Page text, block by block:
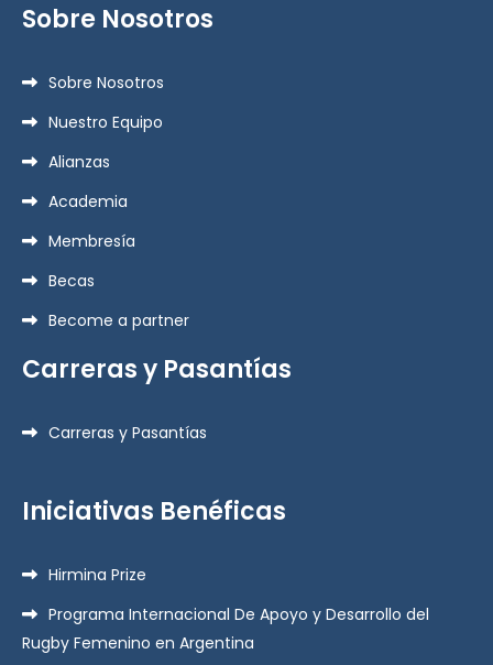
Sobre Nosotros
Sobre Nosotros
Nuestro Equipo
Alianzas
Academia
Membresía
Becas
Become a partner
Carreras y Pasantías
Carreras y Pasantías
Iniciativas Benéficas
Hirmina Prize
Programa Internacional De Apoyo y Desarrollo del
Rugby Femenino en Argentina